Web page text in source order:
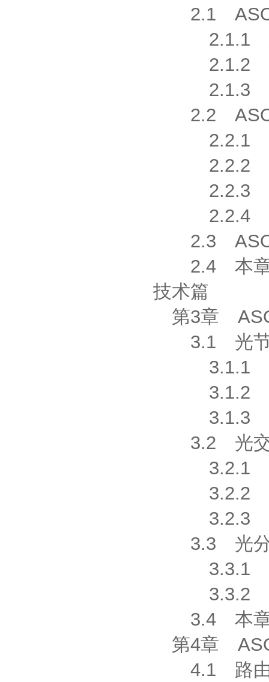
2.1
2.1.1 总
2.1.2 功
2.1.3 传
2.2
2.2.1 光
2.2.2 节
2.2.3 控
2.2.4 示
2.3 ASON
2.4 本章
技术篇
第3章
3.1 光节
3.1.1 核
3.1.2
3.1.3 应
3.2 光交
3.2.1
3.2.2
3.2.3
3.3 光分
3.3.1
3.3.2
3.4 本章
第4章
4.1 路由